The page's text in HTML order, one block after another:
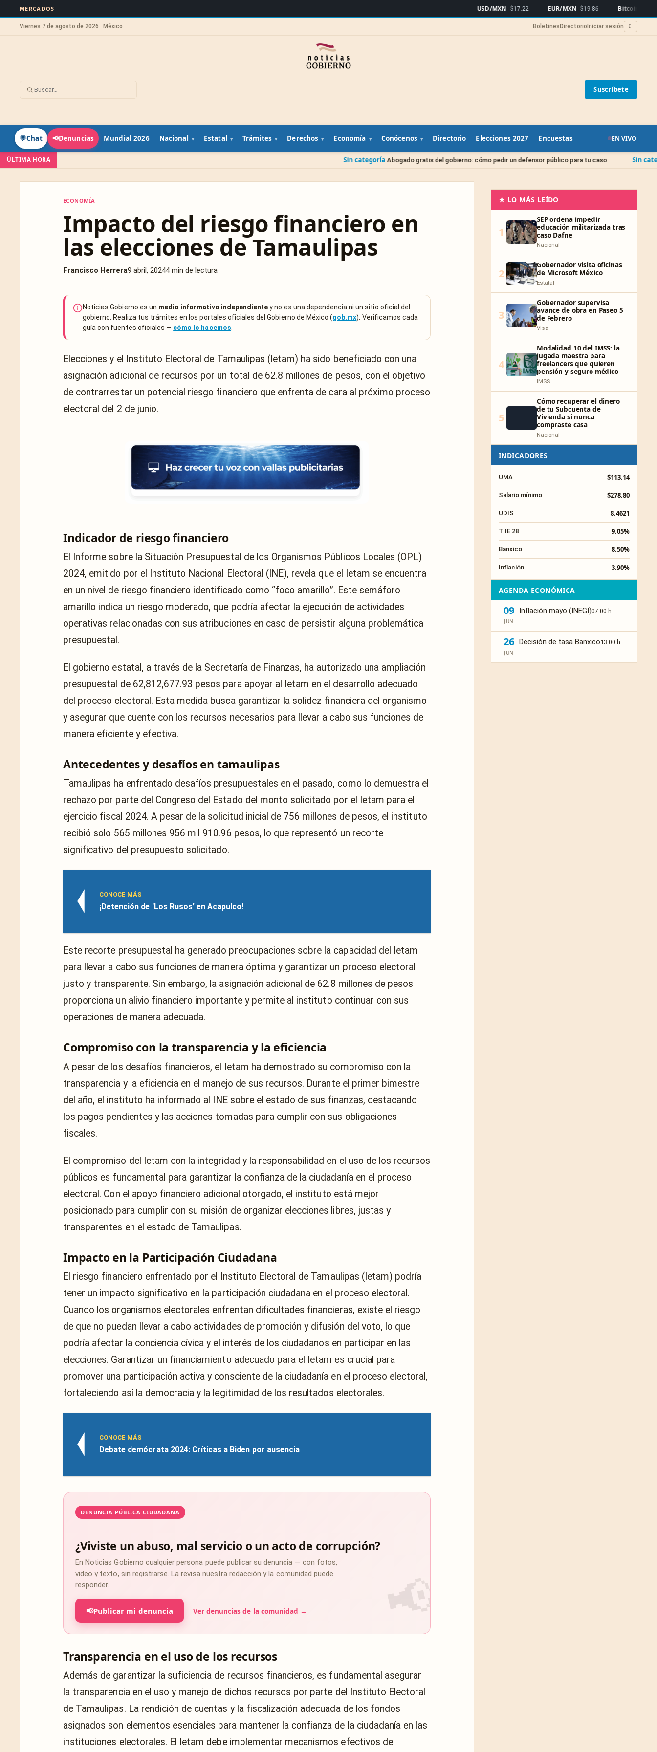
MERCADOS USD/MXN $17.22 EUR/MXN $19.86 Bitcoin $65,255
Viernes 7 de agosto de 2026 · México Boletines Directorio Iniciar sesión ☾
Suscríbete
💬Chat 📢Denuncias Mundial 2026 Nacional Estatal Trámites Derechos Economía Conócenos Directorio Elecciones 2027 Encuestas EN VIVO
ÚLTIMA HORA Abogado gratis del gobierno: cómo pedir un defensor público para tu caso Sin categoría Juicio de
ECONOMÍA
Impacto del riesgo financiero en
las elecciones de Tamaulipas
Francisco Herrera9 abril, 20244 min de lectura
Noticias Gobierno es un medio informativo independientey no es una dependencia ni un sitio oficial del
gobierno. Realiza tus trámites en los portales oficiales del Gobierno de México (gob.mx). Verificamos cada
guía con fuentes oficiales — cómo lo hacemos
Elecciones y el Instituto Electoral de Tamaulipas (Ietam) ha sido beneficiado con una
asignación adicional de recursos por un total de 62.8 millones de pesos, con el objetivo
de contrarrestar un potencial riesgo financiero que enfrenta de cara al próximo proceso
electoral del 2 de junio.
Indicador de riesgo financiero
El Informe sobre la Situación Presupuestal de los Organismos Públicos Locales (OPL)
2024, emitido por el Instituto Nacional Electoral (INE), revela que el Ietam se encuentra
en un nivel de riesgo financiero identificado como “foco amarillo”. Este semáforo
amarillo indica un riesgo moderado, que podría afectar la ejecución de actividades
operativas relacionadas con sus atribuciones en caso de persistir alguna problemática
presupuestal.
El gobierno estatal, a través de la Secretaría de Finanzas, ha autorizado una ampliación
presupuestal de 62,812,677.93 pesos para apoyar al Ietam en el desarrollo adecuado
del proceso electoral. Esta medida busca garantizar la solidez financiera del organismo
y asegurar que cuente con los recursos necesarios para llevar a cabo sus funciones de
manera eficiente y efectiva.
Antecedentes y desafíos en tamaulipas
Tamaulipas ha enfrentado desafíos presupuestales en el pasado, como lo demuestra el
rechazo por parte del Congreso del Estado del monto solicitado por el Ietam para el
ejercicio fiscal 2024. A pesar de la solicitud inicial de 756 millones de pesos, el instituto
recibió solo 565 millones 956 mil 910.96 pesos, lo que representó un recorte
significativo del presupuesto solicitado.
CONOCE MÁS
¡Detención de ‘Los Rusos’ en Acapulco!
Este recorte presupuestal ha generado preocupaciones sobre la capacidad del Ietam
para llevar a cabo sus funciones de manera óptima y garantizar un proceso electoral
justo y transparente. Sin embargo, la asignación adicional de 62.8 millones de pesos
proporciona un alivio financiero importante y permite al instituto continuar con sus
operaciones de manera adecuada.
Compromiso con la transparencia y la eficiencia
A pesar de los desafíos financieros, el Ietam ha demostrado su compromiso con la
transparencia y la eficiencia en el manejo de sus recursos. Durante el primer bimestre
del año, el instituto ha informado al INE sobre el estado de sus finanzas, destacando
los pagos pendientes y las acciones tomadas para cumplir con sus obligaciones
fiscales.
El compromiso del Ietam con la integridad y la responsabilidad en el uso de los recursos
públicos es fundamental para garantizar la confianza de la ciudadanía en el proceso
electoral. Con el apoyo financiero adicional otorgado, el instituto está mejor
posicionado para cumplir con su misión de organizar elecciones libres, justas y
transparentes en el estado de Tamaulipas.
Impacto en la Participación Ciudadana
El riesgo financiero enfrentado por el Instituto Electoral de Tamaulipas (Ietam) podría
tener un impacto significativo en la participación ciudadana en el proceso electoral.
Cuando los organismos electorales enfrentan dificultades financieras, existe el riesgo
de que no puedan llevar a cabo actividades de promoción y difusión del voto, lo que
podría afectar la conciencia cívica y el interés de los ciudadanos en participar en las
elecciones. Garantizar un financiamiento adecuado para el Ietam es crucial para
promover una participación activa y consciente de la ciudadanía en el proceso electoral,
fortaleciendo así la democracia y la legitimidad de los resultados electorales.
CONOCE MÁS
Debate demócrata 2024: Críticas a Biden por ausencia
DENUNCIA PÚBLICA CIUDADANA
¿Viviste un abuso, mal servicio o un acto de corrupción?
En Noticias Gobierno cualquier persona puede publicar su denuncia — con fotos,
video y texto, sin registrarse. La revisa nuestra redacción y la comunidad puede
responder.
📢Publicar mi denuncia Ver denuncias de la comunidad →
Transparencia en el uso de los recursos
Además de garantizar la suficiencia de recursos financieros, es fundamental asegurar
la transparencia en el uso y manejo de dichos recursos por parte del Instituto Electoral
de Tamaulipas. La rendición de cuentas y la fiscalización adecuada de los fondos
asignados son elementos esenciales para mantener la confianza de la ciudadanía en las
instituciones electorales. El Ietam debe implementar mecanismos efectivos de
★ LO MÁS LEÍDO
1
SEP ordena impedir
educación militarizada tras
caso Dafne
Nacional
2
Gobernador visita oficinas
de Microsoft México
Estatal
3
Gobernador supervisa
avance de obra en Paseo 5
de Febrero
Visa
4
Modalidad 10 del IMSS: la
jugada maestra para
freelancers que quieren
pensión y seguro médico
IMSS
5
Cómo recuperar el dinero
de tu Subcuenta de
Vivienda si nunca
compraste casa
Nacional
INDICADORES
UMA $113.14
Salario mínimo $278.80
UDIS 8.4621
TIIE 28 9.05%
Banxico 8.50%
Inflación 3.90%
AGENDA ECONÓMICA
09
JUN
Inflación mayo (INEGI)07:00 h
26
JUN
Decisión de tasa Banxico13:00 h